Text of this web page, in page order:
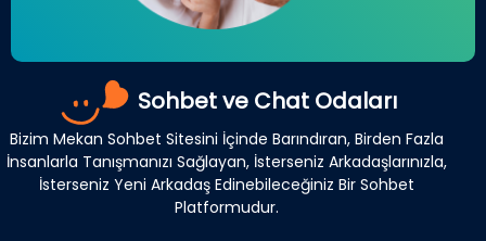
Sohbet ve Chat Odaları
Bizim Mekan Sohbet Sitesini İçinde Barındıran, Birden Fazla
İnsanlarla Tanışmanızı Sağlayan, İsterseniz Arkadaşlarınızla,
İsterseniz Yeni Arkadaş Edinebileceğiniz Bir Sohbet
Platformudur.